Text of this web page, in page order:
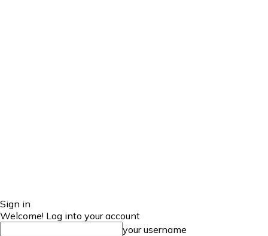
Sign in
Welcome! Log into your account
your username